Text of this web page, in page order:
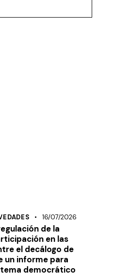
16/07/2026
de la
en las
el decálogo de
un informe para
democrático